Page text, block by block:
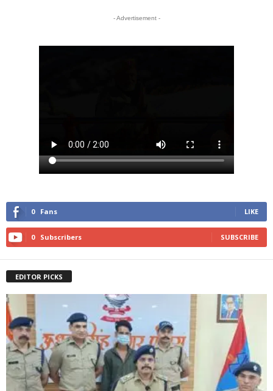
- Advertisement -
0 Fans LIKE
0 Subscribers SUBSCRIBE
EDITOR PICKS